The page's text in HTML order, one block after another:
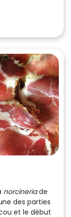
norcineriade
des parties
et le début